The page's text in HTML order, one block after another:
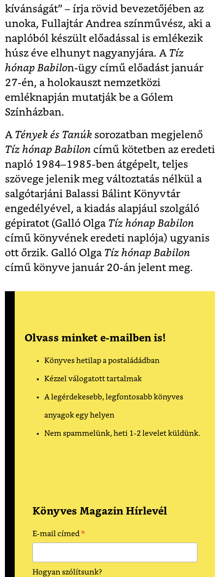
kívánságát” – írja rövid bevezetőjében az
unoka, Fullajtár Andrea színművész, aki a
naplóból készült előadással is emlékezik
húsz éve elhunyt nagyanyjára. A Tíz
hónap Babilon-ügy című előadást január
27-én, a holokauszt nemzetközi
emléknapján mutatják be a Gólem
Színházban.
A Tények és Tanúk sorozatban megjelenő
Tíz hónap Babilon című kötetben az eredeti
napló 1984–1985-ben átgépelt, teljes
szövege jelenik meg változtatás nélkül a
salgótarjáni Balassi Bálint Könyvtár
engedélyével, a kiadás alapjául szolgáló
gépiratot (Galló Olga Tíz hónap Babilon
című könyvének eredeti naplója) ugyanis
ott őrzik. Galló OlgaTíz hónap Babilon
című könyve január 20-án jelent meg.
Olvass minket e-mailben is!
Könyves hetilap a postaládádban
Kézzel válogatott tartalmak
A legérdekesebb, legfontosabb könyves
anyagok egy helyen
Nem spammelünk, heti 1-2 levelet küldünk.
Könyves Magazin Hírlevél
E-mail címed *
Hogyan szólítsunk?